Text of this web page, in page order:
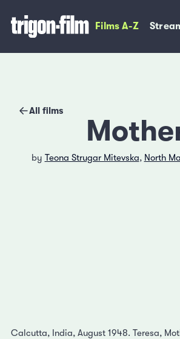
Films A-Z
All films
by Teona Strugar Mitevska, North
Calcutta, India, August 1948. Teresa,